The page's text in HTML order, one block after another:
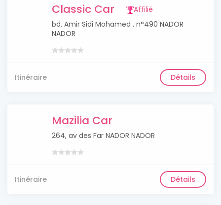
Classic Car
Affilié
bd. Amir Sidi Mohamed , n°490 NADOR
NADOR
Itinéraire Détails
Mazilia Car
264, av des Far NADOR NADOR
Itinéraire Détails